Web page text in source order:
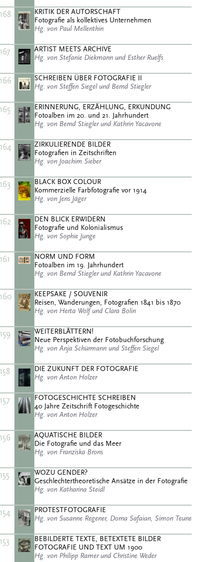
168
KRITIK DER AUTORSCHAFT
Fotografie als kollektives Unternehmen
Hg. von Paul Mellenthin
167
ARTIST MEETS ARCHIVE
Hg. von Stefanie Diekmann und Esther Ruelfs
166
SCHREIBEN ÜBER FOTOGRAFIE II
Hg. von Steffen Siegel und Bernd Stiegler
165
ERINNERUNG, ERZÄHLUNG, ERKUNDUNG
Fotoalben im 20. und 21. Jahrhundert
Hg. von Bernd Stiegler und Kathrin Yacavone
164
ZIRKULIERENDE BILDER
Fotografien in Zeitschriften
Hg. von Joachim Sieber
163
BLACK BOX COLOUR
Kommerzielle Farbfotografie vor 1914
Hg. von Jens Jäger
162
DEN BLICK ERWIDERN
Fotografie und Kolonialismus
Hg. von Sophie Junge
161
NORM UND FORM
Fotoalben im 19. Jahrhundert
Hg. von Bernd Stiegler und Kathrin Yacavone
160
KEEPSAKE / SOUVENIR
Reisen, Wanderungen, Fotografien 1841 bis 1870
Hg. von Herta Wolf und Clara Bolin
159
WEITERBLÄTTERN!
Neue Perspektiven der Fotobuchforschung
Hg. von Anja Schürmann und Steffen Siegel
158
DIE ZUKUNFT DER FOTOGRAFIE
Hg. von Anton Holzer
157
FOTOGESCHICHTE SCHREIBEN
40 Jahre Zeitschrift Fotogeschichte
Hg. von Anton Holzer
156
AQUATISCHE BILDER
Die Fotografie und das Meer
Hg. von Franziska Brons
155
WOZU GENDER?
Geschlechtertheoretische Ansätze in der Fotografie
Hg. von Katharina Steidl
154
PROTESTFOTOGRAFIE
Hg. von Susanne Regener, Dorna Safaian, Simon Teune
153
BEBILDERTE TEXTE, BETEXTETE BILDER
FOTOGRAFIE UND TEXT UM 1900
Hg. von Philipp Ramer und Christine Weder